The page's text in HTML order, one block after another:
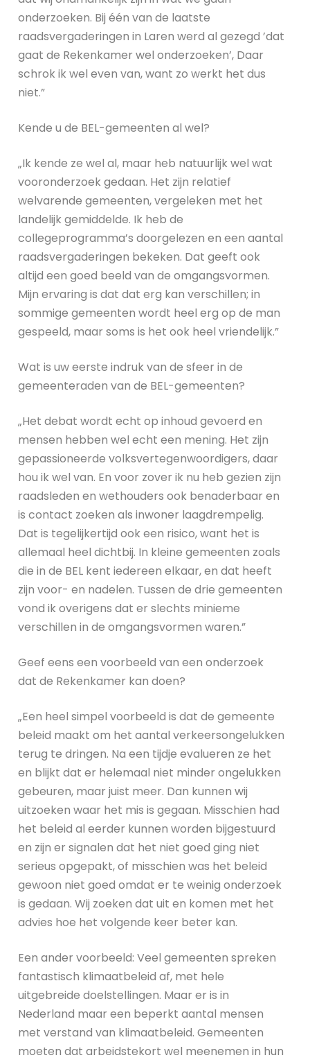
onderzoeken. Bij één van de laatste
raadsvergaderingen in Laren werd al gezegd ’dat
gaat de Rekenkamer wel onderzoeken’, Daar
schrok ik wel even van, want zo werkt het dus
niet.”
Kende u de BEL-gemeenten al wel?
„Ik kende ze wel al, maar heb natuurlijk wel wat
vooronderzoek gedaan. Het zijn relatief
welvarende gemeenten, vergeleken met het
landelijk gemiddelde. Ik heb de
collegeprogramma’s doorgelezen en een aantal
raadsvergaderingen bekeken. Dat geeft ook
altijd een goed beeld van de omgangsvormen.
Mijn ervaring is dat dat erg kan verschillen; in
sommige gemeenten wordt heel erg op de man
gespeeld, maar soms is het ook heel vriendelijk.”
Wat is uw eerste indruk van de sfeer in de
gemeenteraden van de BEL-gemeenten?
„Het debat wordt echt op inhoud gevoerd en
mensen hebben wel echt een mening. Het zijn
gepassioneerde volksvertegenwoordigers, daar
hou ik wel van. En voor zover ik nu heb gezien zijn
raadsleden en wethouders ook benaderbaar en
is contact zoeken als inwoner laagdrempelig.
Dat is tegelijkertijd ook een risico, want het is
allemaal heel dichtbij. In kleine gemeenten zoals
die in de BEL kent iedereen elkaar, en dat heeft
zijn voor- en nadelen. Tussen de drie gemeenten
vond ik overigens dat er slechts minieme
verschillen in de omgangsvormen waren.”
Geef eens een voorbeeld van een onderzoek
dat de Rekenkamer kan doen?
„Een heel simpel voorbeeld is dat de gemeente
beleid maakt om het aantal verkeersongelukken
terug te dringen. Na een tijdje evalueren ze het
en blijkt dat er helemaal niet minder ongelukken
gebeuren, maar juist meer. Dan kunnen wij
uitzoeken waar het mis is gegaan. Misschien had
het beleid al eerder kunnen worden bijgestuurd
en zijn er signalen dat het niet goed ging niet
serieus opgepakt, of misschien was het beleid
gewoon niet goed omdat er te weinig onderzoek
is gedaan. Wij zoeken dat uit en komen met het
advies hoe het volgende keer beter kan.
Een ander voorbeeld: Veel gemeenten spreken
fantastisch klimaatbeleid af, met hele
uitgebreide doelstellingen. Maar er is in
Nederland maar een beperkt aantal mensen
met verstand van klimaatbeleid. Gemeenten
moeten dat arbeidstekort wel meenemen in hun